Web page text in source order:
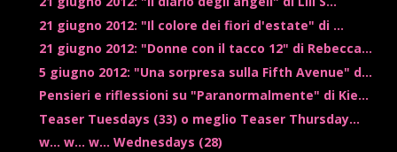
21 giugno 2012: "Il colore dei fiori d'estate" di ...
21 giugno 2012: "Donne con il tacco 12" di Rebecca...
5 giugno 2012: "Una sorpresa sulla Fifth Avenue" d...
Pensieri e riflessioni su "Paranormalmente" di Kie...
Teaser Tuesdays (33) o meglio Teaser Thursday...
w... w... w... Wednesdays (28)